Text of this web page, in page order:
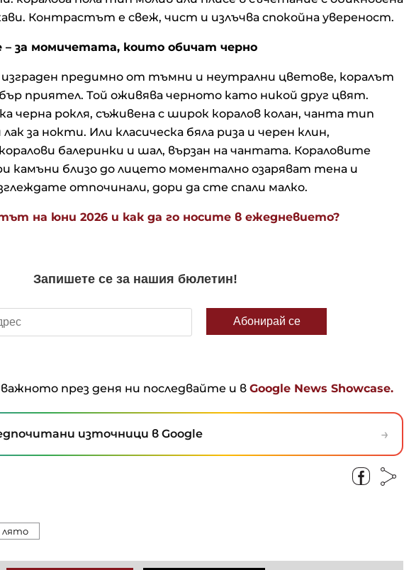
Контрастът е свеж, чист и излъчва спокойна увереност.
– за момичетата, които обичат черно
предимно от тъмни и неутрални цветове, коралът
приятел. Той оживява черното като никой друг цвят.
черна рокля, съживена с широк коралов колан, чанта тип
за нокти. Или класическа бяла риза и черен клин,
балеринки и шал, вързан на чантата. Кораловите
камъни близо до лицето моментално озаряват тена и
отпочинали, дори да сте спали малко.
на юни 2026 и как да го носите в ежедневието?
важното през деня ни последвайте и в Google News Showcase.
източници в Google →
лято
ЕС заплашва да спре безвизовия
достъп на 5 карибски страни
заради "златните" им паспорти
върне към бюджетни излишъци?
допълнителна финансова
криза в Сеута
Загубата на права за излъчване